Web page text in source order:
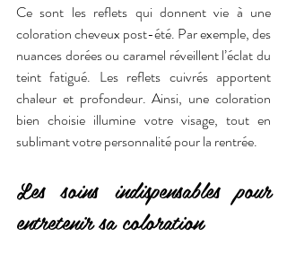
Ce sont les reflets qui donnent vie à une
coloration cheveux post-été. Par exemple, des
nuances dorées ou caramel réveillent l’éclat du
teint fatigué. Les reflets cuivrés apportent
chaleur et profondeur. Ainsi, une coloration
bien choisie illumine votre visage, tout en
sublimant votre personnalité pour la rentrée.
Les soins indispensables pour
entretenir sa coloration